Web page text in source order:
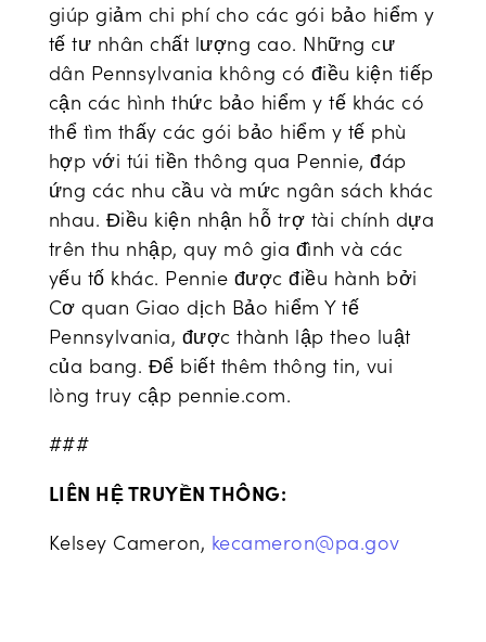
giúp giảm chi phí cho các gói bảo hiểm y
tế tư nhân chất lượng cao. Những cư
dân Pennsylvania không có điều kiện tiếp
cận các hình thức bảo hiểm y tế khác có
thể tìm thấy các gói bảo hiểm y tế phù
hợp với túi tiền thông qua Pennie, đáp
ứng các nhu cầu và mức ngân sách khác
nhau. Điều kiện nhận hỗ trợ tài chính dựa
trên thu nhập, quy mô gia đình và các
yếu tố khác. Pennie được điều hành bởi
Cơ quan Giao dịch Bảo hiểm Y tế
Pennsylvania, được thành lập theo luật
của bang. Để biết thêm thông tin, vui
lòng truy cập pennie.com.
###
LIÊN HỆ TRUYỀN THÔNG:
Kelsey Cameron, kecameron@pa.gov